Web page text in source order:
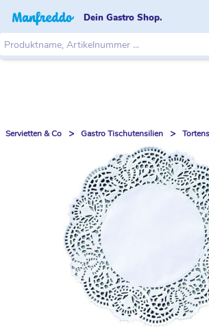
Dein Gastro Shop.
Servietten & Co > Gastro Tischutensilien >